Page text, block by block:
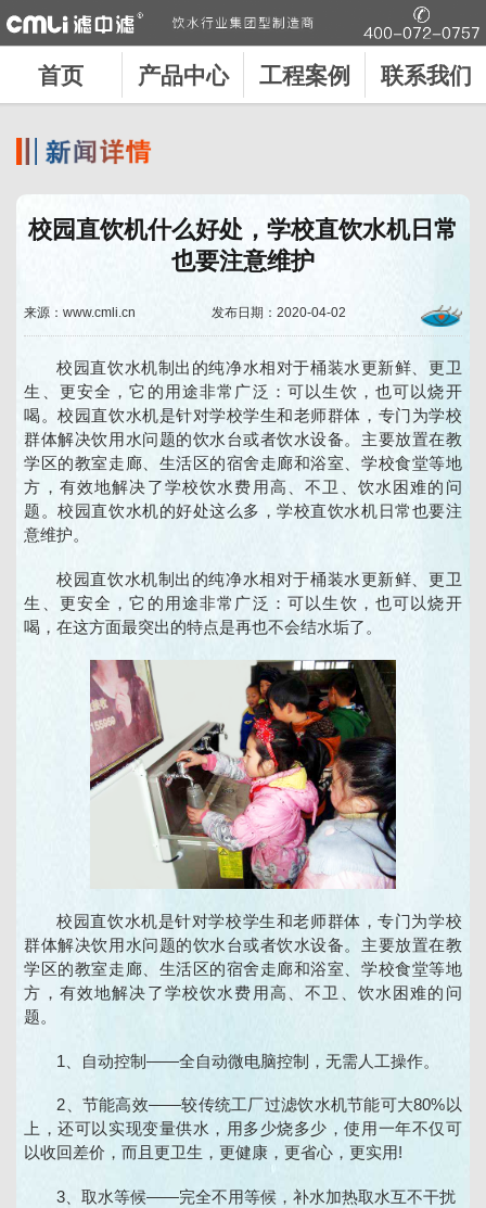
首页 产品中心 工程案例 联系我们
校园直饮机什么好处，学校直饮水机日常
也要注意维护
来源：www.cmli.cn 发布日期：2020-04-02
校园直饮水机制出的纯净水相对于桶装水更新鲜、更卫
生、更安全，它的用途非常广泛：可以生饮，也可以烧开
喝。校园直饮水机是针对学校学生和老师群体，专门为学校
群体解决饮用水问题的饮水台或者饮水设备。主要放置在教
学区的教室走廊、生活区的宿舍走廊和浴室、学校食堂等地
方，有效地解决了学校饮水费用高、不卫、饮水困难的问
题。校园直饮水机的好处这么多，学校直饮水机日常也要注
意维护。
校园直饮水机制出的纯净水相对于桶装水更新鲜、更卫
生、更安全，它的用途非常广泛：可以生饮，也可以烧开
喝，在这方面最突出的特点是再也不会结水垢了。
校园直饮水机是针对学校学生和老师群体，专门为学校
群体解决饮用水问题的饮水台或者饮水设备。主要放置在教
学区的教室走廊、生活区的宿舍走廊和浴室、学校食堂等地
方，有效地解决了学校饮水费用高、不卫、饮水困难的问
题。
1、自动控制——全自动微电脑控制，无需人工操作。
2、节能高效——较传统工厂过滤饮水机节能可大80%以
上，还可以实现变量供水，用多少烧多少，使用一年不仅可
以收回差价，而且更卫生，更健康，更省心，更实用!
3、取水等候——完全不用等候，补水加热取水互不干扰